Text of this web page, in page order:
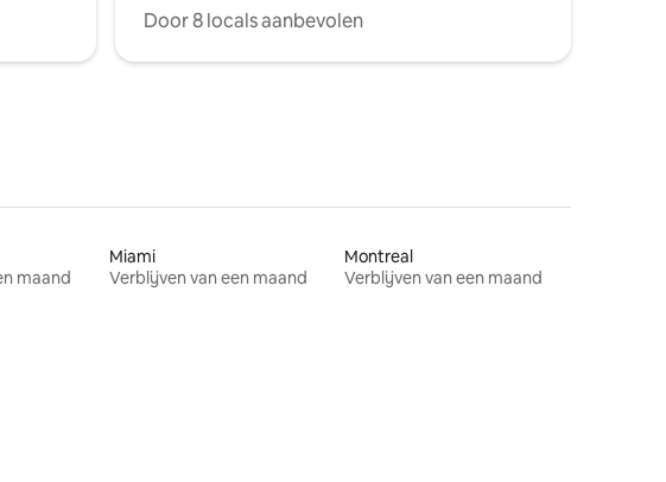
Door 8 locals aanbevolen
maand
Miami
Verblijven van een maand
Montreal
Verblijven van een maand